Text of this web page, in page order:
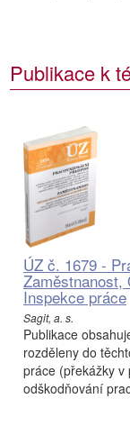
Publikace k
ÚZ č. 1679 -
Zaměstnanost,
Inspekce práce
Sagit, a. s.
Publikace
rozděleny do
práce (překážky v
odškodňování